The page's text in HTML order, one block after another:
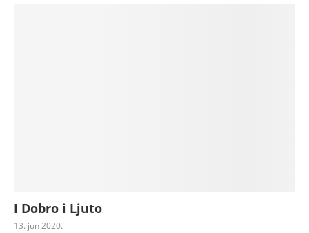
I Dobro i Ljuto
13. jun 2020.